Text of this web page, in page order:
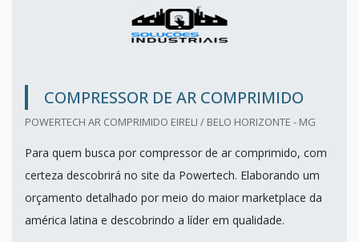
COMPRESSOR DE AR COMPRIMIDO
POWERTECH AR COMPRIMIDO EIRELI / BELO HORIZONTE - MG
Para quem busca por compressor de ar comprimido, com
certeza descobrirá no site da Powertech. Elaborando um
orçamento detalhado por meio do maior marketplace da
américa latina e descobrindo a líder em qualidade.